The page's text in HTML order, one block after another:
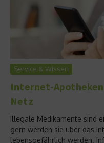
Service & Wissen
Internet-Apotheken
Netz
Illegale Medikamente sind
gern werden sie über das
lebensgefährlich werden.